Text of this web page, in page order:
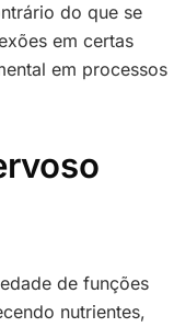
do que se
em certas
em processos
de funções
nutrientes,